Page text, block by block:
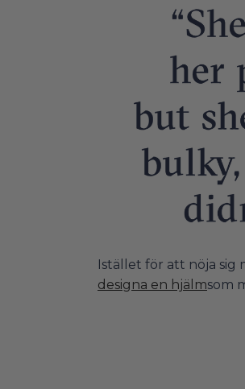
Istället för att nöja sig
designa en hjälmsom